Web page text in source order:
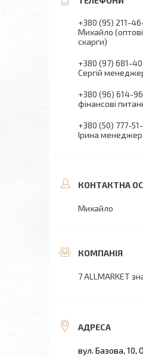
+380 (95) 211-
Михайло
скарги)
+380 (97) 681-
Сергій
+380 (96) 614-
фінансові
+380 (50) 777-
Ірина
Михайло
7 ALLMARKET
вул. Базова, 10,